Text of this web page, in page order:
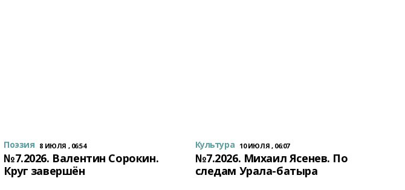
Поэзия 8 ИЮЛЯ , 06:54
№7.2026. Валентин Сорокин.
Круг завершён
Культура 10 ИЮЛЯ , 06:07
№7.2026. Михаил Ясенев. По
следам Урала-батыра